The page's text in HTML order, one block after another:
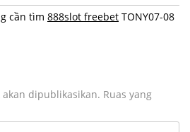
cần tìm 888slot freebet TONY07-08
dipublikasikan. Ruas yang